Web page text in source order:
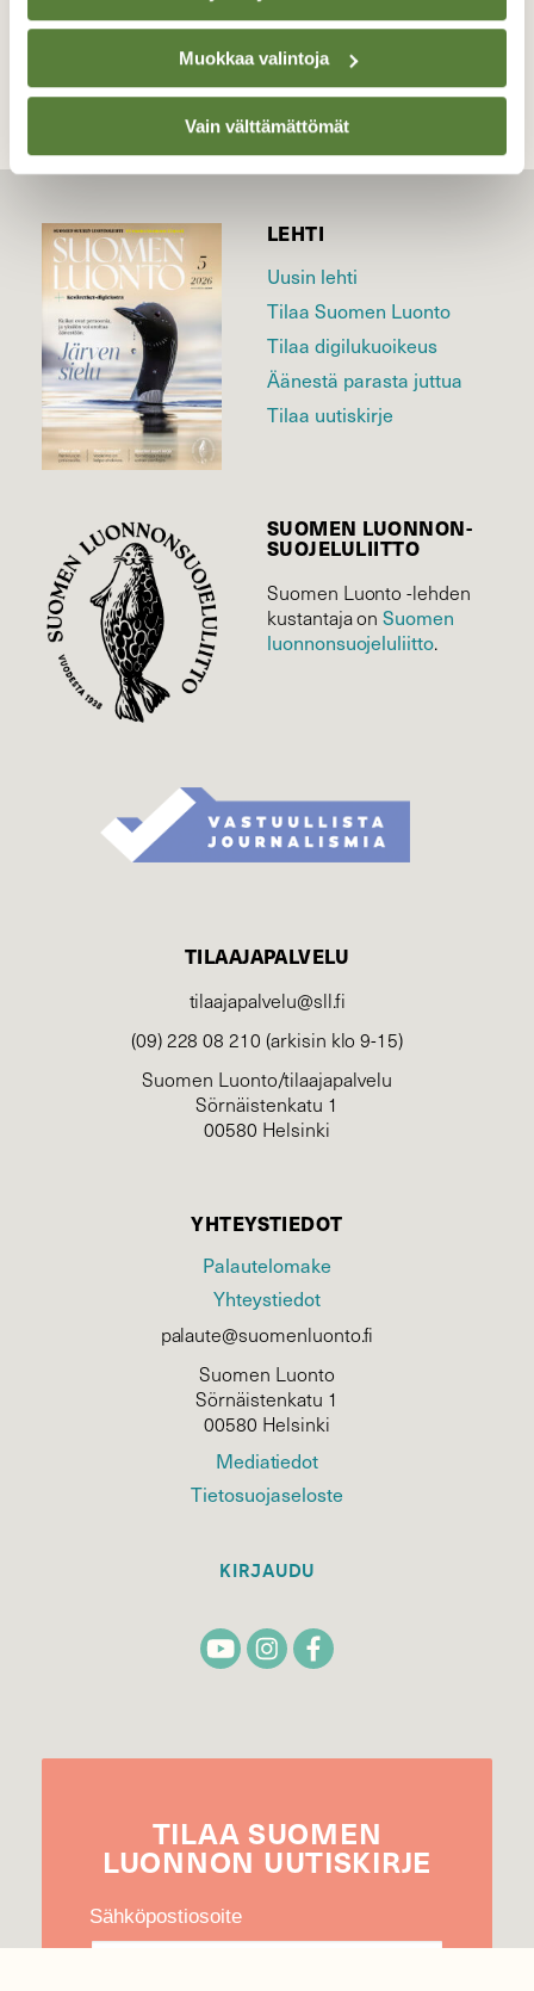
Muokkaa valintoja
Vain välttämättömät
LEHTI
Uusin lehti
Tilaa Suomen Luonto
Tilaa digilukuoikeus
Äänestä parasta juttua
Tilaa uutiskirje
SUOMEN LUONNON­
SUOJELU­LIITTO
Suomen Luonto -lehden
kustantaja onSuomen
luonnonsuojelu­liitto.
TILAAJAPALVELU
tilaajapalvelu@sll.fi
(09) 228 08 210 (arkisin klo 9-15)
Suomen Luonto/tilaajapalvelu
Sörnäistenkatu 1
00580 Helsinki
YHTEYSTIEDOT
Palautelomake
Yhteystiedot
palaute@suomenluonto.fi
Suomen Luonto
Sörnäistenkatu 1
00580 Helsinki
Mediatiedot
Tietosuojaseloste
KIRJAUDU
TILAA SUOMEN
LUONNON UUTIS­KIRJE
Sähköpostiosoite